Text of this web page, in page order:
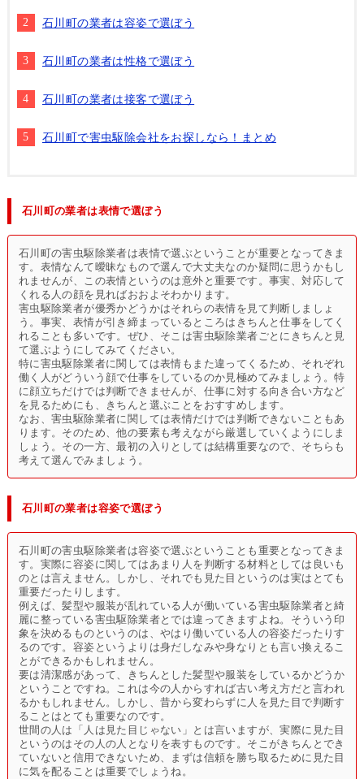
石川町の業者は容姿で選ぼう
石川町の業者は性格で選ぼう
石川町の業者は接客で選ぼう
石川町で害虫駆除会社をお探しなら！まとめ
石川町の業者は表情で選ぼう
石川町の害虫駆除業者は表情で選ぶということが重要となってきま
す。表情なんて曖昧なもので選んで大丈夫なのか疑問に思うかもし
れませんが、この表情というのは意外と重要です。事実、対応して
くれる人の顔を見ればおおよそわかります。
害虫駆除業者が優秀かどうかはそれらの表情を見て判断しましょ
う。事実、表情が引き締まっているところはきちんと仕事をしてく
れることも多いです。ぜひ、そこは害虫駆除業者ごとにきちんと見
て選ぶようにしてみてください。
特に害虫駆除業者に関しては表情もまた違ってくるため、それぞれ
働く人がどういう顔で仕事をしているのか見極めてみましょう。特
に顔立ちだけでは判断できませんが、仕事に対する向き合い方など
を見るためにも、きちんと選ぶことをおすすめします。
なお、害虫駆除業者に関しては表情だけでは判断できないこともあ
ります。そのため、他の要素も考えながら厳選していくようにしま
しょう。その一方、最初の入りとしては結構重要なので、そちらも
考えて選んでみましょう。
石川町の業者は容姿で選ぼう
石川町の害虫駆除業者は容姿で選ぶということも重要となってきま
す。実際に容姿に関してはあまり人を判断する材料としては良いも
のとは言えません。しかし、それでも見た目というのは実はとても
重要だったりします。
例えば、髪型や服装が乱れている人が働いている害虫駆除業者と綺
麗に整っている害虫駆除業者とでは違ってきますよね。そういう印
象を決めるものというのは、やはり働いている人の容姿だったりす
るのです。容姿というよりは身だしなみや身なりとも言い換えるこ
とができるかもしれません。
要は清潔感があって、きちんとした髪型や服装をしているかどうか
ということですね。これは今の人からすれば古い考え方だと言われ
るかもしれません。しかし、昔から変わらずに人を見た目で判断す
ることはとても重要なのです。
世間の人は「人は見た目じゃない」とは言いますが、実際に見た目
というのはその人の人となりを表すものです。そこがきちんとでき
ていないと信用できないため、まずは信頼を勝ち取るために見た目
に気を配ることは重要でしょうね。